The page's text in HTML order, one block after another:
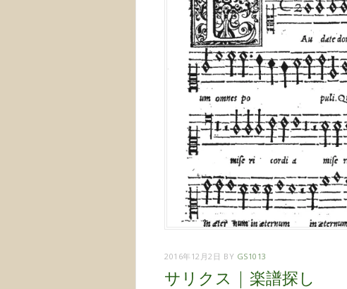
2016年12月2日 BY GS1013
サリクス | 楽譜探し